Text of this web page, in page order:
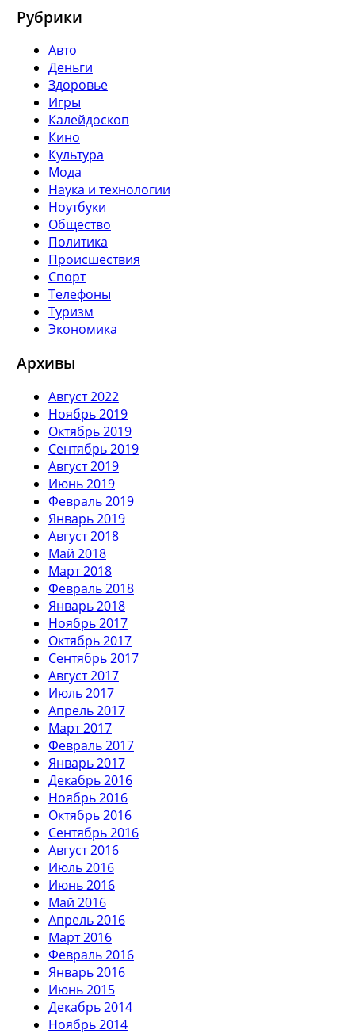
Рубрики
Авто
Деньги
Здоровье
Игры
Калейдоскоп
Кино
Культура
Мода
Наука и технологии
Ноутбуки
Общество
Политика
Происшествия
Спорт
Телефоны
Туризм
Экономика
Архивы
Август 2022
Ноябрь 2019
Октябрь 2019
Сентябрь 2019
Август 2019
Июнь 2019
Февраль 2019
Январь 2019
Август 2018
Май 2018
Март 2018
Февраль 2018
Январь 2018
Ноябрь 2017
Октябрь 2017
Сентябрь 2017
Август 2017
Июль 2017
Апрель 2017
Март 2017
Февраль 2017
Январь 2017
Декабрь 2016
Ноябрь 2016
Октябрь 2016
Сентябрь 2016
Август 2016
Июль 2016
Июнь 2016
Май 2016
Апрель 2016
Март 2016
Февраль 2016
Январь 2016
Июнь 2015
Декабрь 2014
Ноябрь 2014